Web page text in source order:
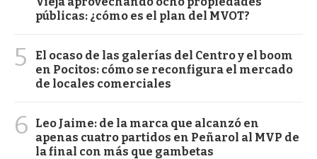
públicas: ¿cómo es el plan del MVOT?
5
El ocaso de las galerías del Centro y el boom
en Pocitos: cómo se reconfigura el mercado
de locales comerciales
6
Leo Jaime: de la marca que alcanzó en
apenas cuatro partidos en Peñarol al MVP de
la final con más que gambetas